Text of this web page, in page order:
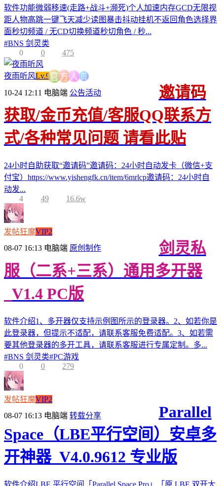
软件功能微弱移速(走路+战斗+濒死)个人加速内存GCD无限视
距人物高跳一键飞天减少读图暴击抖动挂机不返回角色选择界
面秒切频道 / 无CD切换频道秒切角色 / 秒...
#BNS 剑灵类
0
0 475
夜雨听风Lv.9官 方 人员
10-24 12:11 电脑端 公告活动
邀请码
获取/金币充值/客服QQ联系方
式/各种常见问题 请看此贴
24小时自助获取“邀请码”邀请码：24小时自动发卡（微信+支
付宝）https://www.yishengfk.cn/item/6mrlcp邀请码：24小时自
动发...
4
49 16.6w
发帖狂魔VIP2
08-07 16:13 电脑端 原创制作
剑灵私
服（二系+三系）通用多开器
_V1.4 PC版
软件介绍1、多开器仅支持示例图所示的登录器。2、如若你是
此登录器，但提示不适配，请联系客服免费适配。3、如若需
要其他登录器的多开工具，请联系客服进行专属定制。多...
#BNS 剑灵类#PC游戏
0
0 279
发帖狂魔VIP2
08-07 16:13 电脑端 转载分享
Parallel
Space（LBE平行空间）安卓多
开神器_V4.0.9612 专业版
软件介绍LBE 平行空间「Parallel Space Pro」「原 LBE 双开大